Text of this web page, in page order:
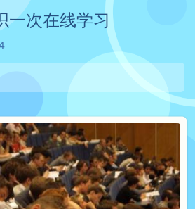
一次在线学习